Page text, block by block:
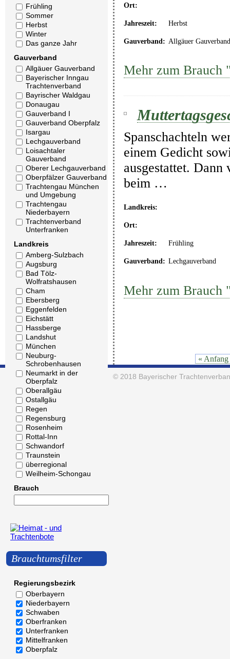
Frühling
Sommer
Herbst
Winter
Das ganze Jahr
Gauverband
Allgäuer Gauverband
Bayerischer Inngau
Trachtenverband
Bayrischer Waldgau
Donaugau
Gauverband I
Gauverband Oberpfalz
Isargau
Lechgauverband
Loisachtaler
Gauverband
Oberer Lechgauverband
Oberpfälzer Gauverband
Trachtengau München
und Umgebung
Trachtengau
Niederbayern
Trachtenverband
Unterfranken
Landkreis
Amberg-Sulzbach
Augsburg
Bad Tölz-
Wolfratshausen
Cham
Ebersberg
Eggenfelden
Eichstätt
Hassberge
Landshut
München
Neuburg-
Schrobenhausen
Neumarkt in der
Oberpfalz
Oberallgäu
Ostallgäu
Regen
Regensburg
Rosenheim
Rottal-Inn
Schwandorf
Traunstein
überregional
Weilheim-Schongau
Brauch
Brauchtumsfilter
Regierungsbezirk
Oberbayern
Niederbayern
Schwaben
Oberfranken
Unterfranken
Mittelfranken
Oberpfalz
Ort:
Jahreszeit: Herbst
Gauverband: Allgäuer Gauverband
Mehr zum Brauch
Spanschachteln
einem Gedicht
ausgestattet.
beim …
Landkreis:
Ort:
Jahreszeit: Frühling
Gauverband: Lechgauverband
Mehr zum Brauch
« Anfang
© 2018 Bayerischer